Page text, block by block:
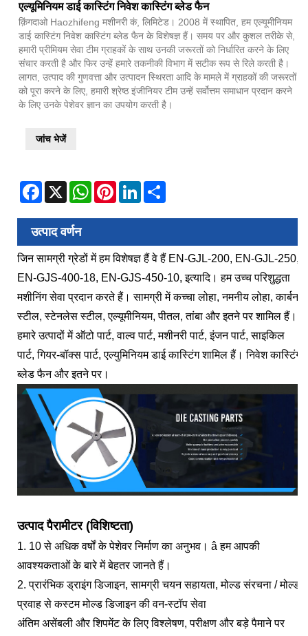
एल्यूमिनियम डाई कास्टिंग निवेश कास्टिंग ब्लेड फैन
क़िंगदाओ Haozhifeng मशीनरी कं, लिमिटेड। 2008 में स्थापित, हम एल्यूमीनियम
डाई कास्टिंग निवेश कास्टिंग ब्लेड फैन के विशेषज्ञ हैं। समय पर और कुशल तरीके से,
हमारी प्रीमियम सेवा टीम ग्राहकों के साथ उनकी जरूरतों को निर्धारित करने के लिए
संचार करती है और फिर उन्हें हमारे तकनीकी विभाग में सटीक रूप से रिले करती है।
लागत, उत्पाद की गुणवत्ता और उत्पादन स्थिरता आदि के मामले में ग्राहकों की जरूरतों
को पूरा करने के लिए, हमारी श्रेष्ठ इंजीनियर टीम उन्हें सर्वोत्तम समाधान प्रदान करने
के लिए उनके पेशेवर ज्ञान का उपयोग करती है।
जांच भेजें
Facebook
X WhatsAppPinterestLinkedIn
उत्पाद वर्णन
जिन सामग्री ग्रेडों में हम विशेषज्ञ हैं वे हैं EN-GJL-200, EN-GJL-250,
EN-GJS-400-18, EN-GJS-450-10, इत्यादि। हम उच्च परिशुद्धता
मशीनिंग सेवा प्रदान करते हैं। सामग्री में कच्चा लोहा, नमनीय लोहा, कार्बन
स्टील, स्टेनलेस स्टील, एल्यूमीनियम, पीतल, तांबा और इतने पर शामिल हैं।
हमारे उत्पादों में ऑटो पार्ट, वाल्व पार्ट, मशीनरी पार्ट, इंजन पार्ट, साइकिल
पार्ट, गियर-बॉक्स पार्ट, एल्युमिनियम डाई कास्टिंग शामिल हैं। निवेश कास्टिंग
ब्लेड फैन और इतने पर।
उत्पाद पैरामीटर (विशिष्टता)
1. 10 से अधिक वर्षों के पेशेवर निर्माण का अनुभव। â हम आपकी
आवश्यकताओं के बारे में बेहतर जानते हैं।
2. प्रारंभिक ड्राइंग डिजाइन, सामग्री चयन सहायता, मोल्ड संरचना / मोल्ड
प्रवाह से कस्टम मोल्ड डिजाइन की वन-स्टॉप सेवा
अंतिम असेंबली और शिपमेंट के लिए विश्लेषण, परीक्षण और बड़े पैमाने पर